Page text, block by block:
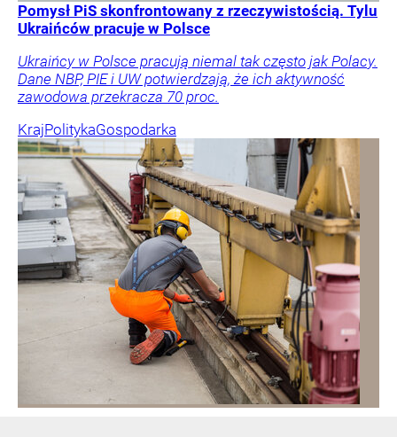
Pomysł PiS skonfrontowany z rzeczywistością. Tylu
Ukraińców pracuje w Polsce
Ukraińcy w Polsce pracują niemal tak często jak Polacy.
Dane NBP, PIE i UW potwierdzają, że ich aktywność
zawodowa przekracza 70 proc.
KrajPolitykaGospodarka